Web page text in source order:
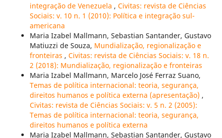
integração de Venezuela , Civitas: revista de Ciências
Sociais: v. 10 n. 1 (2010): Política e integração sul-
americana
Maria Izabel Mallmann, Sebastian Santander, Gustavo
Matiuzzi de Souza, Mundialização, regionalização e
fronteiras , Civitas: revista de Ciências Sociais: v. 18 n.
2 (2018): Mundialização, regionalização e fronteiras
Maria Izabel Mallmann, Marcelo José Ferraz Suano,
Temas de política internacional: teoria, segurança,
direitos humanos e política externa (apresentação) ,
Civitas: revista de Ciências Sociais: v. 5 n. 2 (2005):
Temas de política internacional: teoria, segurança,
direitos humanos e política externa
Maria Izabel Mallmann, Sebastian Santander, Gustavo